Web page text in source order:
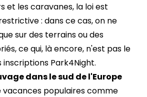
et les caravanes, la loi est
: dans ce cas, on ne
sur des terrains ou des
ce qui, là encore, n'est pas le
Park4Night.
dans le sud de l'Europe
vacances populaires comme